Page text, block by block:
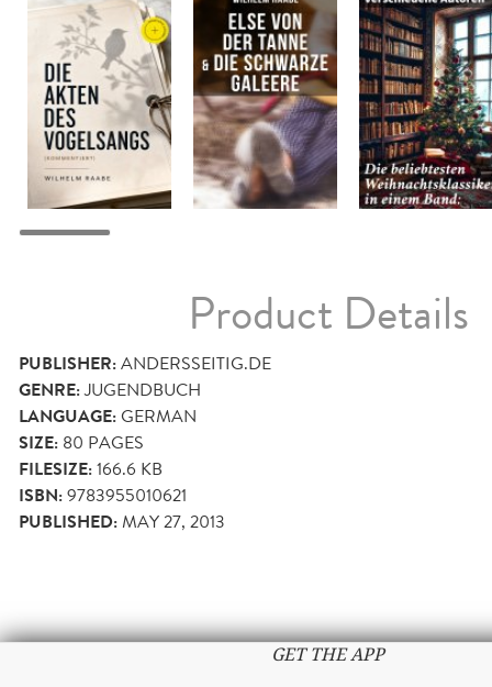
Product Details
PUBLISHER:ANDERSSEITIG.DE
GENRE:JUGENDBUCH
LANGUAGE:GERMAN
SIZE: 80 PAGES
FILESIZE:166.6 KB
ISBN:9783955010621
PUBLISHED:MAY 27, 2013
GET THE APP